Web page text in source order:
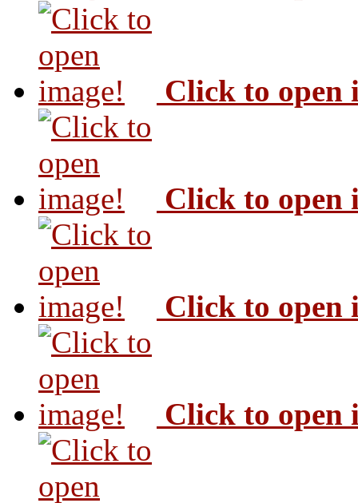
Click to open
Click to open
Click to open
Click to open